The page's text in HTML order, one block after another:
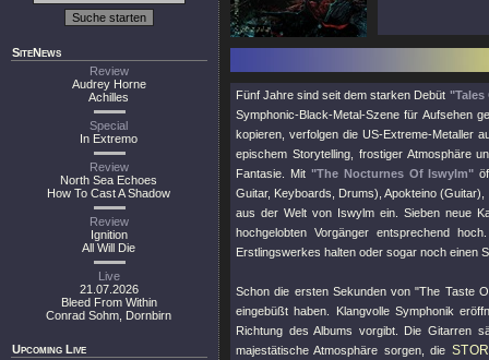
SiteNews
Review
Audrey Horne
Achilles
Special
In Extremo
Review
North Sea Echoes
How To Cast A Shadow
Review
Ignition
All Will Die
Live
21.07.2026
Bleed From Within
Conrad Sohm, Dornbirn
Upcoming Live
Fünf Jahre sind seit dem starken Debüt "Tales
Symphonic-Black-Metal-Szene für Aufsehen
kopieren, verfolgen die US-Extreme-Metaller
epischem Storytelling, frostiger Atmosphäre
Fantasie. Mit "The Nocturnes Of Iswylm"
Guitar, Keyboards, Drums), Apokteino
aus der Welt von Iswylm ein. Sieben neue
hochgelobten Vorgänger entsprechend
Erstlingswerkes halten oder sogar noch einen
Schon die ersten Sekunden von"The Taste
eingebüßt haben. Klangvolle Symphonik
Richtung des Albums vorgibt. Die Gitarren
majestätische Atmosphäre sorgen, die